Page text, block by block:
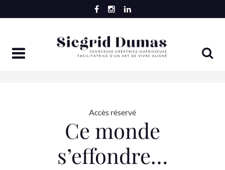
to
Accès réservé
Ce monde
s’effondre…